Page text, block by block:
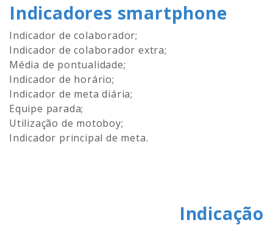
Indicadores smartphone
Indicador de colaborador;
Indicador de colaborador extra;
Média de pontualidade;
Indicador de horário;
Indicador de meta diária;
Equipe parada;
Utilização de motoboy;
Indicador principal de meta.
Indicação